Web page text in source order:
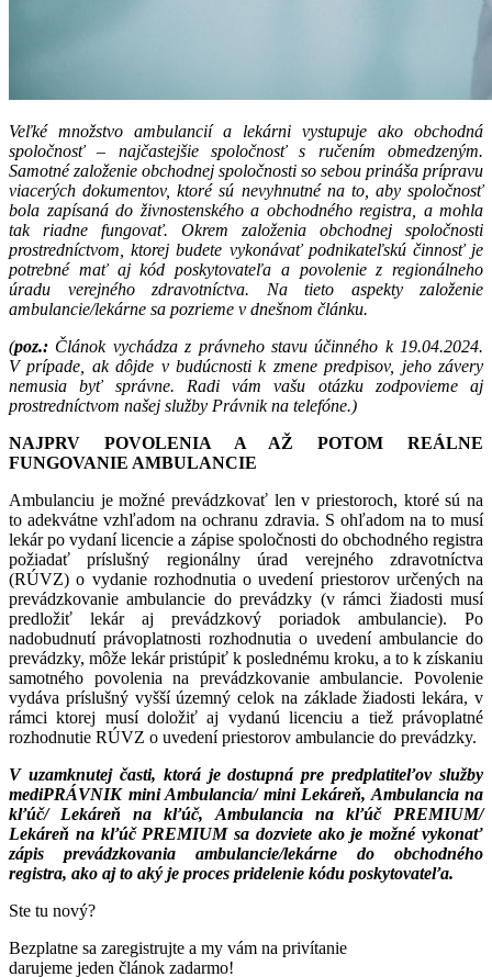
Veľké množstvo ambulancií a lekárni vystupuje ako obchodná
spoločnosť – najčastejšie spoločnosť s ručením obmedzeným.
Samotné založenie obchodnej spoločnosti so sebou prináša prípravu
viacerých dokumentov, ktoré sú nevyhnutné na to, aby spoločnosť
bola zapísaná do živnostenského a obchodného registra, a mohla
tak riadne fungovať. Okrem založenia obchodnej spoločnosti
prostredníctvom, ktorej budete vykonávať podnikateľskú činnosť je
potrebné mať aj kód poskytovateľa a povolenie z regionálneho
úradu verejného zdravotníctva. Na tieto aspekty založenie
ambulancie/lekárne sa pozrieme v dnešnom článku.
(poz.: Článok vychádza z právneho stavu účinného k 19.04.2024.
V prípade, ak dôjde v budúcnosti k zmene predpisov, jeho závery
nemusia byť správne. Radi vám vašu otázku zodpovieme aj
prostredníctvom našej služby Právnik na telefóne.)
NAJPRV POVOLENIA A AŽ POTOM REÁLNE
FUNGOVANIE AMBULANCIE
Ambulanciu je možné prevádzkovať len v priestoroch, ktoré sú na
to adekvátne vzhľadom na ochranu zdravia. S ohľadom na to musí
lekár po vydaní licencie a zápise spoločnosti do obchodného registra
požiadať príslušný regionálny úrad verejného zdravotníctva
(RÚVZ) o vydanie rozhodnutia o uvedení priestorov určených na
prevádzkovanie ambulancie do prevádzky (v rámci žiadosti musí
predložiť lekár aj prevádzkový poriadok ambulancie). Po
nadobudnutí právoplatnosti rozhodnutia o uvedení ambulancie do
prevádzky, môže lekár pristúpiť k poslednému kroku, a to k získaniu
samotného povolenia na prevádzkovanie ambulancie. Povolenie
vydáva príslušný vyšší územný celok na základe žiadosti lekára, v
rámci ktorej musí doložiť aj vydanú licenciu a tiež právoplatné
rozhodnutie RÚVZ o uvedení priestorov ambulancie do prevádzky.
V uzamknutej časti, ktorá je dostupná pre predplatiteľov služby
mediPRÁVNIK mini Ambulancia/ mini Lekáreň, Ambulancia na
kľúč/ Lekáreň na kľúč, Ambulancia na kľúč PREMIUM/
Lekáreň na kľúč PREMIUM sa dozviete ako je možné vykonať
zápis prevádzkovania ambulancie/lekárne do obchodného
registra, ako aj to aký je proces pridelenie kódu poskytovateľa.
Ste tu nový?
Bezplatne sa zaregistrujte a my vám na privítanie
darujeme jeden článok zadarmo!